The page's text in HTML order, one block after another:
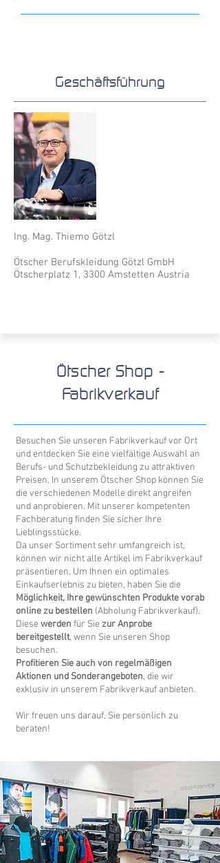
Geschäftsführung
Ing. Mag. Thiemo Götzl
Ötscher Berufskleidung Götzl GmbH
Ötscherplatz 1, 3300 Amstetten Austria
Ötscher Shop -
Fabrikverkauf
Besuchen Sie unseren Fabrikverkauf vor Ort
und entdecken Sie eine vielfältige Auswahl an
Berufs- und Schutzbekleidung zu attraktiven
Preisen. In unserem Ötscher Shop können Sie
die verschiedenen Modelle direkt angreifen
und anprobieren. Mit unserer kompetenten
Fachberatung finden Sie sicher Ihre
Lieblingsstücke.
Da unser Sortiment sehr umfangreich ist,
können wir nicht alle Artikel im Fabrikverkauf
präsentieren. Um Ihnen ein optimales
Einkaufserlebnis zu bieten, haben Sie die
Möglichkeit, Ihre gewünschten Produkte vorab
online zu bestellen (Abholung Fabrikverkauf).
Diesewerden für Siezur Anprobe
bereitgestellt, wenn Sie unseren Shop
besuchen.
Profitieren Sie auch von regelmäßigen
Aktionen und Sonderangeboten, die wir
exklusiv in unserem Fabrikverkauf anbieten.
Wir freuen uns darauf, Sie persönlich zu
beraten!